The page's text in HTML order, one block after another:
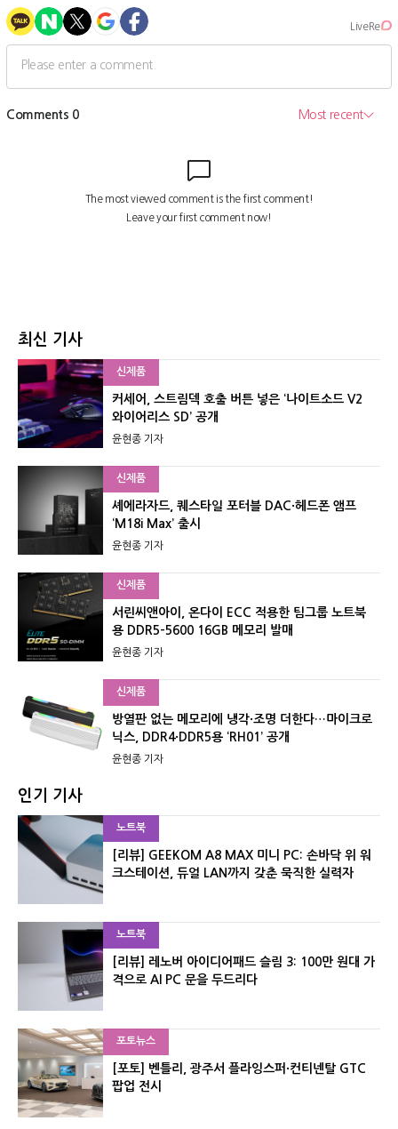
최신 기사
신제품
커세어, 스트림덱 호출 버튼 넣은 ‘나이트소드 V2
와이어리스 SD’ 공개
윤현종 기자
신제품
셰에라자드, 퀘스타일 포터블 DAC·헤드폰 앰프
‘M18i Max’ 출시
윤현종 기자
신제품
서린씨앤아이, 온다이 ECC 적용한 팀그룹 노트북
용 DDR5-5600 16GB 메모리 발매
윤현종 기자
신제품
방열판 없는 메모리에 냉각·조명 더한다…마이크로
닉스, DDR4·DDR5용 ‘RH01’ 공개
윤현종 기자
인기 기사
노트북
[리뷰] GEEKOM A8 MAX 미니 PC: 손바닥 위 워
크스테이션, 듀얼 LAN까지 갖춘 묵직한 실력자
노트북
[리뷰] 레노버 아이디어패드 슬림 3: 100만 원대 가
격으로 AI PC 문을 두드리다
포토뉴스
[포토] 벤틀리, 광주서 플라잉스퍼·컨티넨탈 GTC
팝업 전시